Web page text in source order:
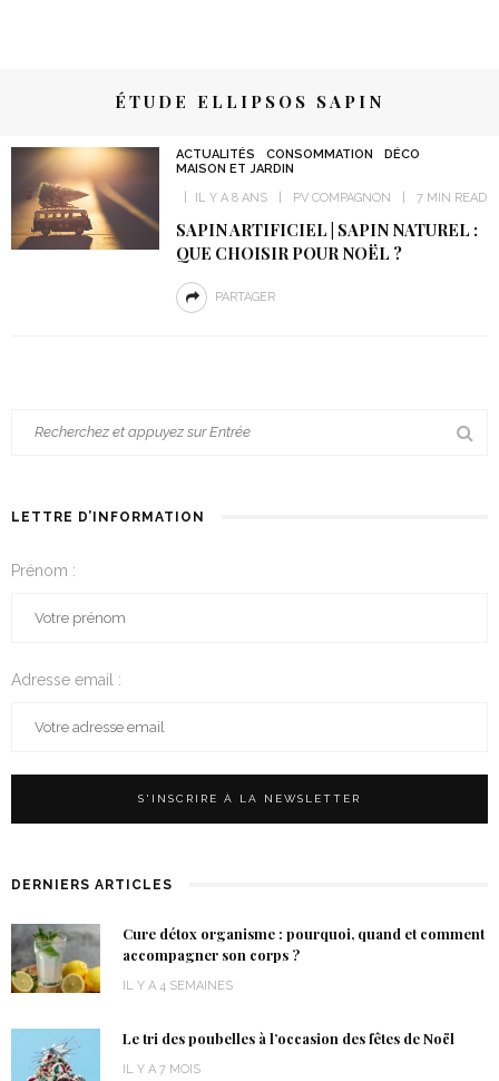
ÉTUDE ELLIPSOS SAPIN
ACTUALITÉS CONSOMMATION
DÉCO
MAISON ET JARDIN
IL Y A 8 ANS
PV COMPAGNON 7 MIN READ
SAPIN ARTIFICIEL | SAPIN NATUREL :
QUE CHOISIR POUR NOËL ?
PARTAGER
LETTRE D’INFORMATION
Prénom :
Adresse email :
DERNIERS ARTICLES
Cure détox organisme : pourquoi, quand et comment
accompagner son corps ?
IL Y A 4 SEMAINES
Le tri des poubelles à l’occasion des fêtes de Noël
IL Y A 7 MOIS